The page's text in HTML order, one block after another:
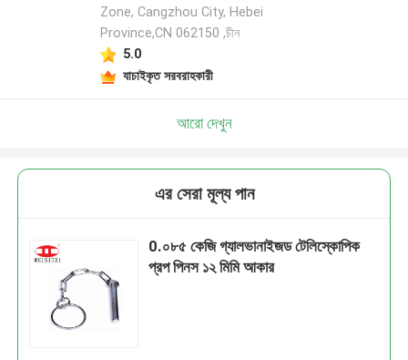
Zone, Cangzhou City, Hebei
Province,CN 062150 ,চীন
5.0
যাচাইকৃত সরবরাহকারী
আরো দেখুন
এর সেরা মূল্য পান
0.০৮৫ কেজি গ্যালভানাইজড টেলিস্কোপিক
প্রপ পিনস ১২ মিমি আকার